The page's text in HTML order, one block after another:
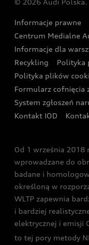
Wyszukaj
Oferta dla
Oferta dla klientów
Kalkulator rat
Ubezpieczenie
Audi exclusive
Zasięg
Gwarancja
Akcje serwisowe
Katalog online
Audi i Muzeum
Audi driving
Audi quattro Cup
Audi i Puchar
Zakopanem
© 2026 Audi Polska.
Informacje prawne
Centrum Medialne
Informacje dla
Recykling
Polityka
Polityka plików
Formularz cofnięcia
System zgłoszeń
Kontakt IOD
Od 1 września 2018
wprowadzane do
badane i
określoną w
WLTP zapewnia
i bardziej
elektrycznej i emisji
to tej pory metody